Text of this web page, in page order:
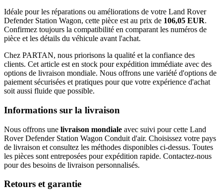
Idéale pour les réparations ou améliorations de votre Land Rover
Defender Station Wagon, cette pièce est au prix de 106,05 EUR.
Confirmez toujours la compatibilité en comparant les numéros de
pièce et les détails du véhicule avant l'achat.
Chez PARTAN, nous priorisons la qualité et la confiance des
clients. Cet article est en stock pour expédition immédiate avec des
options de livraison mondiale. Nous offrons une variété d'options de
paiement sécurisées et pratiques pour que votre expérience d'achat
soit aussi fluide que possible.
Informations sur la livraison
Nous offrons une livraison mondiale avec suivi pour cette Land
Rover Defender Station Wagon Conduit d'air. Choisissez votre pays
de livraison et consultez les méthodes disponibles ci-dessus. Toutes
les pièces sont entreposées pour expédition rapide. Contactez-nous
pour des besoins de livraison personnalisés.
Retours et garantie